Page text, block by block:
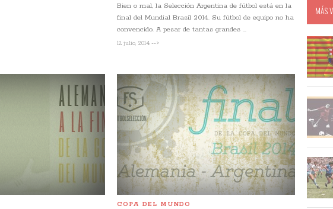
Bien o mal, la Selección Argentina de fútbol está en la
final del Mundial Brasil 2014. Su fútbol de equipo no ha
convencido. A pesar de tantas grandes ...
12 julio, 2014 -->
COPA DEL MUNDO
MÁS